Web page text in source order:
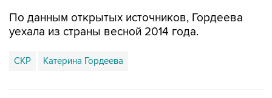
По данным открытых источников, Гордеева
уехала из страны весной 2014 года.
СКР Катерина Гордеева